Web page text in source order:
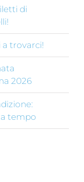
di
trovarci!
2026
tempo